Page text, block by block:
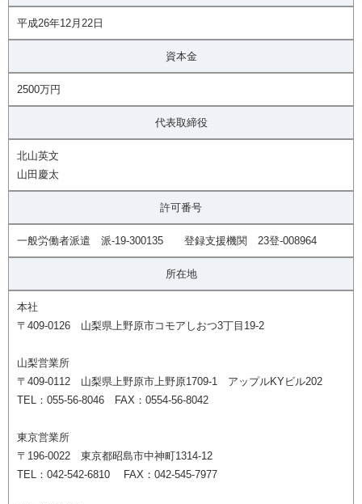
平成26年12月22日
資本金
2500万円
代表取締役
北山英文
山田慶太
許可番号
一般労働者派遣 派-19-300135 登録支援機関 23登-008964
所在地
本社
〒409-0126 山梨県上野原市コモアしおつ3丁目19-2
山梨営業所
〒409-0112 山梨県上野原市上野原1709-1 アップルKYビル202
TEL：055-56-8046 FAX：0554-56-8042
東京営業所
〒196-0022 東京都昭島市中神町1314-12
TEL：042-542-6810 FAX：042-545-7977